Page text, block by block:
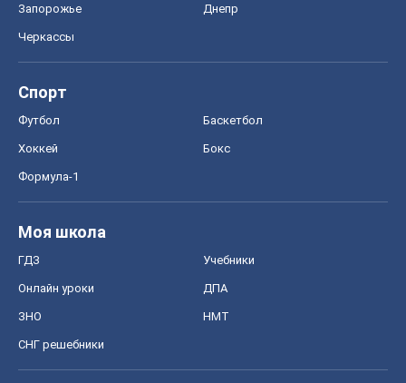
Запорожье Днепр
Черкассы
Спорт
Футбол Баскетбол
Хоккей Бокс
Формула-1
Моя школа
ГДЗ Учебники
Онлайн уроки ДПА
ЗНО НМТ
СНГ решебники